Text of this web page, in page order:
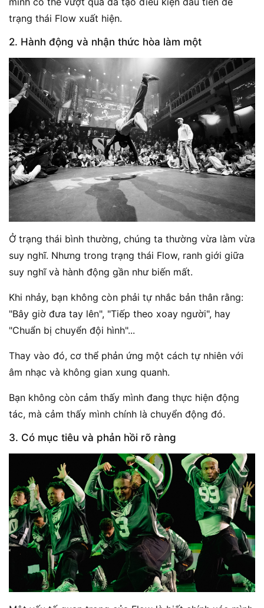
trạng thái Flow xuất hiện.
2. Hành động và nhận thức hòa làm một
Ở trạng thái bình thường, chúng ta thường vừa làm vừa
suy nghĩ. Nhưng trong trạng thái Flow, ranh giới giữa
suy nghĩ và hành động gần như biến mất.
Khi nhảy, bạn không còn phải tự nhắc bản thân rằng:
"Bây giờ đưa tay lên", "Tiếp theo xoay người", hay
"Chuẩn bị chuyển đội hình"...
Thay vào đó, cơ thể phản ứng một cách tự nhiên với
âm nhạc và không gian xung quanh.
Bạn không còn cảm thấy mình đang thực hiện động
tác, mà cảm thấy mình chính là chuyển động đó.
3. Có mục tiêu và phản hồi rõ ràng